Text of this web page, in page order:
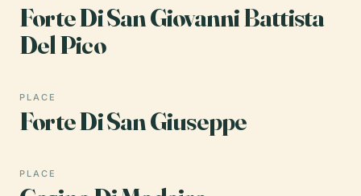
Forte Di San Giovanni Battista
Del Pico
PLACE
Forte Di San Giuseppe
PLACE